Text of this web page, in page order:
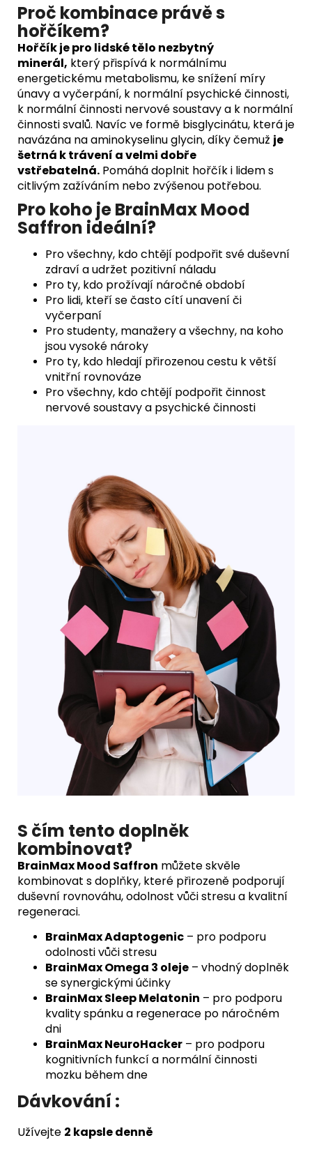
Proč kombinaceprávě s
hořčíkem?
Hořčík je pro lidské tělo nezbytný
minerál, který přispívá k normálnímu
energetickému metabolismu, ke snížení míry
únavy a vyčerpání, k normální psychické činnosti,
k normální činnosti nervové soustavy a k normální
činnosti svalů. Navíc ve formě bisglycinátu, která je
navázána na aminokyselinu glycin, díky čemuž je
šetrná k trávení a velmi dobře
vstřebatelná. Pomáhá doplnit hořčík i lidem s
citlivým zažíváním nebo zvýšenou potřebou.
Pro koho je BrainMax Mood
Saffron ideální?
Pro všechny, kdo chtějí podpořit své duševní
zdraví a udržet pozitivní náladu
Pro ty, kdo prožívají náročné období
Pro lidi, kteří se často cítí unavení či
vyčerpaní
Pro studenty, manažery a všechny, na koho
jsou vysoké nároky
Pro ty, kdo hledají přirozenou cestu k větší
vnitřní rovnováze
Pro všechny, kdo chtějí podpořit činnost
nervové soustavy a psychické činnosti
S čím tento doplněk
kombinovat?
BrainMax Mood Saffron můžete skvěle
kombinovat s doplňky, které přirozeně podporují
duševní rovnováhu, odolnost vůči stresu a kvalitní
regeneraci.
BrainMax Adaptogenic – pro podporu
odolnosti vůči stresu
BrainMax Omega 3 oleje – vhodný doplněk
se synergickými účinky
BrainMax Sleep Melatonin – pro podporu
kvality spánku a regenerace po náročném
dni
BrainMax NeuroHacker – pro podporu
kognitivních funkcí a normální činnosti
mozku během dne
Dávkování :
Užívejte 2 kapsle denně